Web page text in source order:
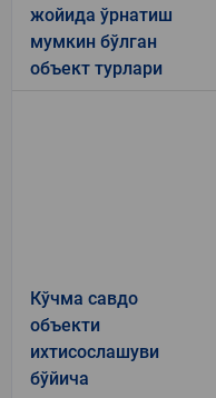
жойида ўрнатиш
мумкин бўлган
объект турлари
Кўчма савдо
объекти
ихтисослашуви
бўйича